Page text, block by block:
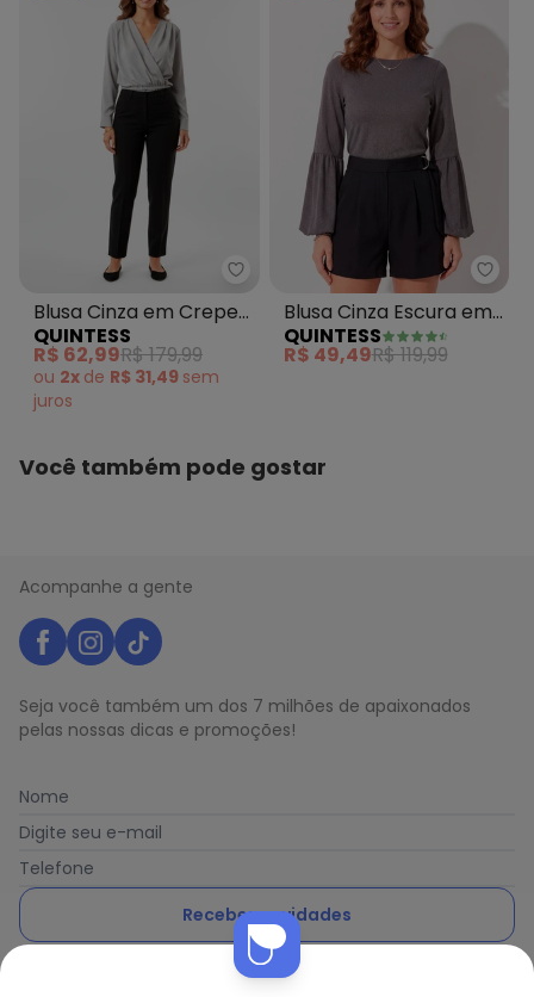
Quintess - Blusa Cinza em
Blusa Cinza em Crepe
Plano
QUINTESS
R$ 62,99R$ 179,99
ou 2x de R$ 31,49 sem
juros
Blusa Cinza Escura em
Malha Crepe
QUINTESS
R$ 49,49R$ 119,99
Você também pode gostar
Acompanhe a gente
Seja você também um dos 7 milhões de apaixonados
pelas nossas dicas e promoções!
Nome
Digite seu e-mail
Telefone
Receber novidades
Ao enviar o cadastro, você concorda com a nossa
Nós utilizamos cookies e tecnologias similares para melhorar sua